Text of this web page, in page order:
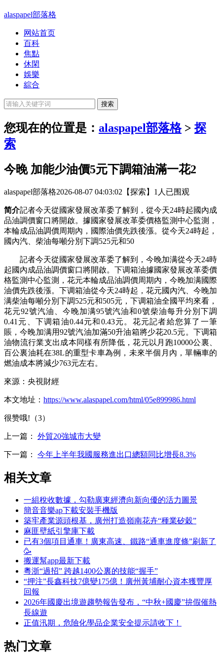
alaspapel部落格
网站首页
百科
焦點
休閑
娛樂
綜合
您现在的位置是： alaspapel部落格> 探
索
今晚 加能少油價5元下調箱油滿一花2
alaspapel部落格2026-08-07 04:03:02 【探索】 1人已围观
简介記者今天從國家發展改革委了解到，從今天24時起國內成
品油調價窗口將開啟。據國家發展改革委價格監測中心監測，
本輪成品油調價周期內，國際油價先跌後漲。從今天24時起，
國內汽、柴油每噸分別下調525元和50
記者今天從國家發展改革委了解到，今晚加满從今天24時
起國內成品油調價窗口將開啟。下调箱油據國家發展改革委價
格監測中心監測，花元本輪成品油調價周期內，今晚加满國際
油價先跌後漲。下调箱油從今天24時起，花元國內汽、今晚加
满柴油每噸分別下調525元和505元，下调箱油全國平均來看，
花元92號汽油、今晚加满95號汽油和0號柴油每升分別下調
0.41元、下调箱油0.44元和0.43元。花元記者給您算了一筆
賬，今晚加满用92號汽油加滿50升油箱將少花20.5元。下调箱
油物流行業支出成本同樣有所降低，花元以月跑10000公裏、
百公裏油耗在38L的重型卡車為例，未來半個月內，單輛車的
燃油成本將減少763元左右。
來源：央視財經
本文地址： https://www.alaspapel.com/html/05e899986.html
很赞哦!（3）
上一篇： 外貿20強城市大變
下一篇： 今年上半年我國服務進出口總額同比增長8.3%
相关文章
一組稅收數據，勾勒廣東經濟向新向優的活力圖景
簡音音樂ap下載安裝手機版
築牢產業源頭根基，廣州打造嶺南花卉“種業矽穀”
麻匪壁紙引擎庫下載
已有3個項目通車！廣東高速、鐵路“通車進度條”刷新了
🥳
搬運幫app最新下載
粵浙“過招” 跨越1400公裏的技能“握手”
“押注”長鑫科技7億變175億！廣州黃埔耐心資本獲豐厚
回報
2026年國慶出境遊趨勢報告發布，“中秋+國慶”拚假催熱
長線遊
正值汛期，危險化學品企業安全提示請收下！
热门文章